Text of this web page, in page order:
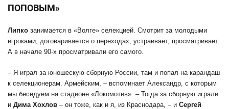
ПОПОВЫМ»
Липко занимается в «Волге» селекцией. Смотрит за молодыми
игроками, договаривается о переходах, устраивает, просматривает.
А в начале 90-х просматривали его самого.
– Я играл за юношескую сборную России, там и попал на карандаш
к селекционерам. Армейским, – вспоминает Александр, с которым
мы беседуем на стадионе «Локомотив». – Тогда за сборную играли
и Дима Хохлов – он тоже, как и я, из Краснодара, – и Сергей